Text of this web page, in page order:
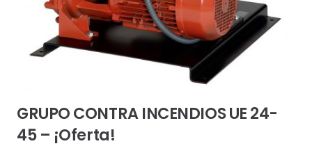
GRUPO CONTRA INCENDIOS UE 24-
45 – ¡Oferta!